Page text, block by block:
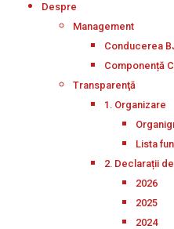
Despre
Management
Conducerea
Componență
Transparenţă
1. Organizare
Lista
2. Declarații
2026
2025
2024